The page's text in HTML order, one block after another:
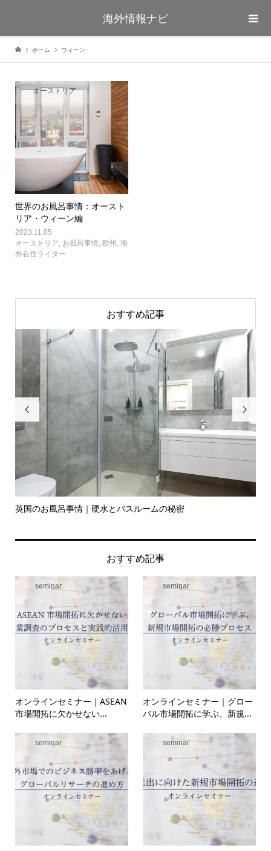
海外情報ナビ
ホーム ウィーン
オーストリア
世界のお風呂事情：オースト
リア・ウィーン編
2023.11.05
オーストリア お風呂事情, 欧州
海
外在住ライター
おすすめ記事

英国のお風呂事情｜硬水とバスルームの秘密

おすすめ記事
seminar
オンラインセミナー｜ASEAN
市場開拓に欠かせない...
seminar
オンラインセミナー｜グロー
バル市場開拓に学ぶ、新規...
seminar seminar